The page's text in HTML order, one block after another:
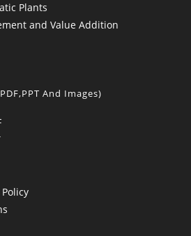
Plants
and Value Addition
And Images)